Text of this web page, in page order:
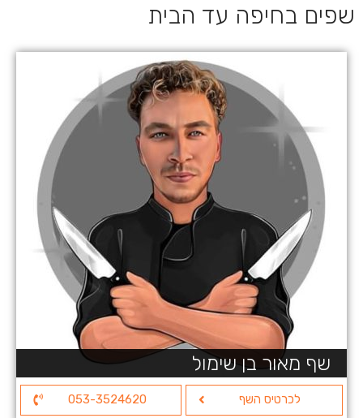
שפים בחיפה עד הבית
שף מאור בן שימול
לכרטיס השף 053-3524620